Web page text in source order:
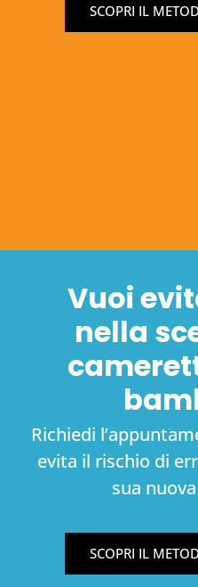
SCOPRI IL
Vuoi
nella
Richiedi
evita il rischio di
sua
SCOPRI IL